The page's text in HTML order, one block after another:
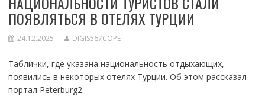
ПОЯВЛЯТЬСЯ В ОТЕЛЯХ ТУРЦИИ
24.12.2025 DIGIS567COPE
Таблички, где указана национальность отдыхающих,
появились в некоторых отелях Турции. Об этом рассказал
портал Peterburg2.